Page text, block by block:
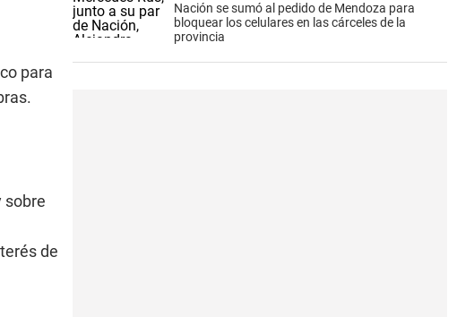
para
sobre
de
Nación se sumó al pedido de Mendoza para
bloquear los celulares en las cárceles de la
provincia